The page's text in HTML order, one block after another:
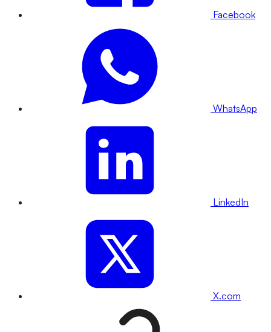
Facebook
WhatsApp
LinkedIn
X.com